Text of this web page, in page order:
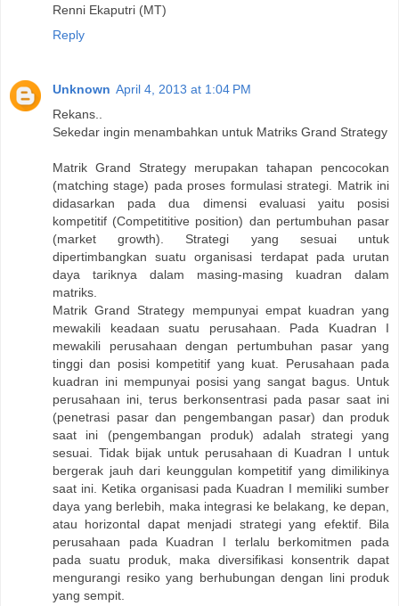
Renni Ekaputri (MT)
Reply
Unknown April 4, 2013 at 1:04 PM
Rekans..
Sekedar ingin menambahkan untuk Matriks Grand Strategy
Matrik Grand Strategy merupakan tahapan pencocokan
(matching stage) pada proses formulasi strategi. Matrik ini
didasarkan pada dua dimensi evaluasi yaitu posisi
kompetitif (Competititive position) dan pertumbuhan pasar
(market growth). Strategi yang sesuai untuk
dipertimbangkan suatu organisasi terdapat pada urutan
daya tariknya dalam masing-masing kuadran dalam
matriks.
Matrik Grand Strategy mempunyai empat kuadran yang
mewakili keadaan suatu perusahaan. Pada Kuadran I
mewakili perusahaan dengan pertumbuhan pasar yang
tinggi dan posisi kompetitif yang kuat. Perusahaan pada
kuadran ini mempunyai posisi yang sangat bagus. Untuk
perusahaan ini, terus berkonsentrasi pada pasar saat ini
(penetrasi pasar dan pengembangan pasar) dan produk
saat ini (pengembangan produk) adalah strategi yang
sesuai. Tidak bijak untuk perusahaan di Kuadran I untuk
bergerak jauh dari keunggulan kompetitif yang dimilikinya
saat ini. Ketika organisasi pada Kuadran I memiliki sumber
daya yang berlebih, maka integrasi ke belakang, ke depan,
atau horizontal dapat menjadi strategi yang efektif. Bila
perusahaan pada Kuadran I terlalu berkomitmen pada
pada suatu produk, maka diversifikasi konsentrik dapat
mengurangi resiko yang berhubungan dengan lini produk
yang sempit.